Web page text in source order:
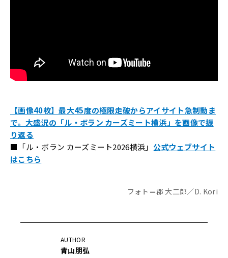
【画像40枚】最大45度の極限走破からアイサイト急制動ま
で。大盛況の「ル・ボラン カーズミート横浜」を画像で振
り返る
■「ル・ボラン カーズミート2026横浜」 公式ウェブサイト
はこちら
フォト＝郡 大二郎／D. Kori
AUTHOR
青山朋弘